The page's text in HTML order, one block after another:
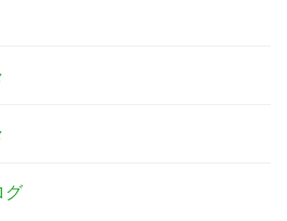
グ